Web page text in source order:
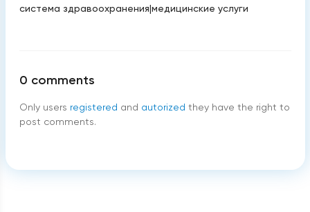
система здравоохранения|медицинские услуги
0 comments
Only users registered and autorized they have the right to
post comments.